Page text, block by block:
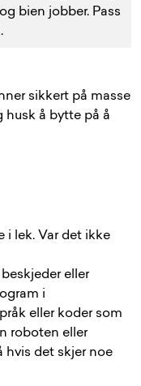
bien jobber. Pass
sikkert på masse
husk å bytte på å
i lek. Var det ikke
eller
i
eller koder som
roboten eller
hvis det skjer noe